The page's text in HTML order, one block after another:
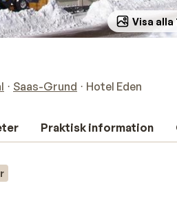
Visa alla
Saas-Grund Hotel Eden
Praktisk information